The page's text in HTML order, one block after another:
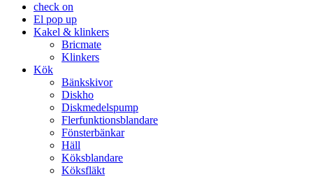
check on
El pop up
Kakel & klinkers
Bricmate
Klinkers
Kök
Bänkskivor
Diskho
Diskmedelspump
Flerfunktionsblandare
Fönsterbänkar
Häll
Köksblandare
Köksfläkt​